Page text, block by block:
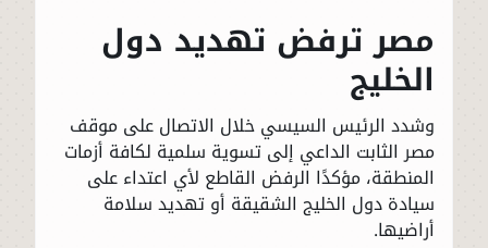
مصر ترفض تهديد دول
الخليج
وشدد الرئيس السيسي خلال الاتصال على موقف
مصر الثابت الداعي إلى تسوية سلمية لكافة أزمات
المنطقة، مؤكدًا الرفض القاطع لأي اعتداء على
سيادة دول الخليج الشقيقة أو تهديد سلامة
أراضيها.